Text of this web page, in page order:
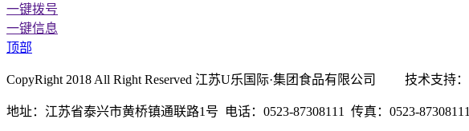
一键拨号
一键信息
顶部
CopyRight 2018 All Right Reserved 江苏U乐国际·集团食品有限公司 技术支持：
地址：江苏省泰兴市黄桥镇通联路1号 电话：0523-87308111 传真：0523-87308111